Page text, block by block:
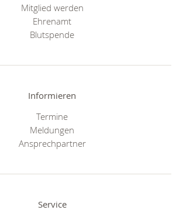
Mitglied werden
Ehrenamt
Blutspende
Informieren
Termine
Meldungen
Ansprechpartner
Service